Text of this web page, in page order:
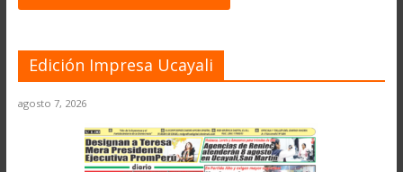
Edición Impresa Ucayali
agosto 7, 2026